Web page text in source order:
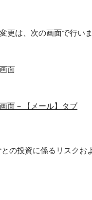
更は、次の画面で行い
面
面－【メール】タブ
の投資に係るリスクお